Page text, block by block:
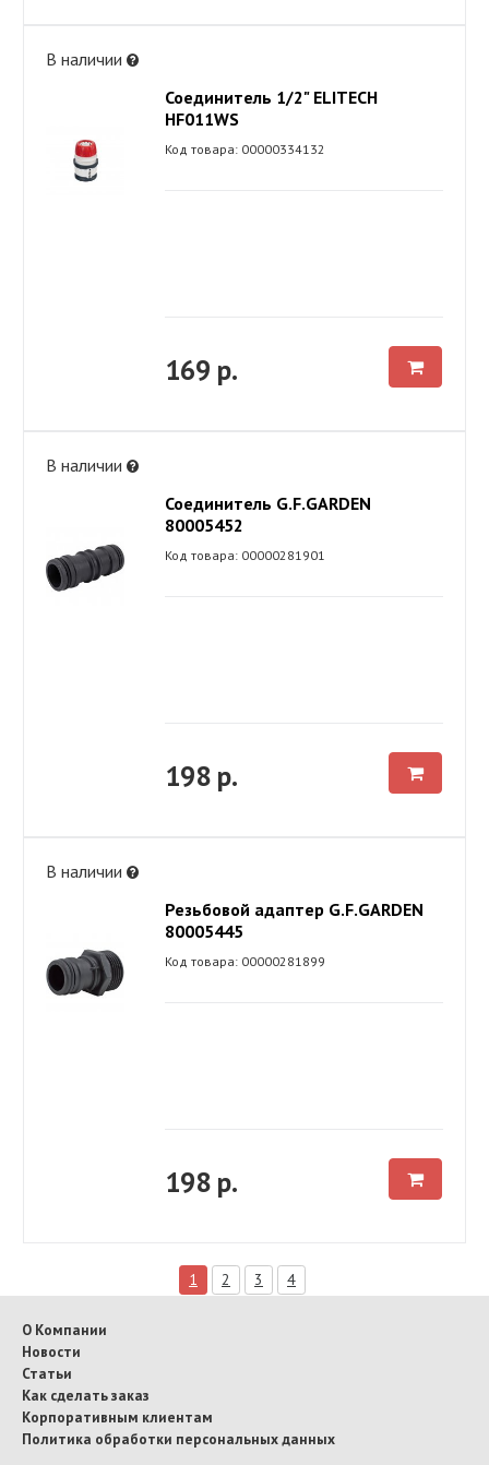
В наличии
Соединитель 1/2" ELITECH
HF011WS
Код товара: 00000334132
169 р.
В наличии
Соединитель G.F.GARDEN
80005452
Код товара: 00000281901
198 р.
В наличии
Резьбовой адаптер G.F.GARDEN
80005445
Код товара: 00000281899
198 р.
1 2 3 4
О Компании
Новости
Статьи
Как сделать заказ
Корпоративным клиентам
Политика обработки персональных данных